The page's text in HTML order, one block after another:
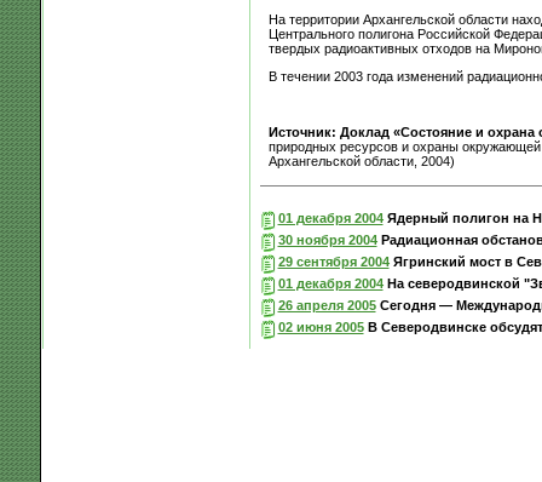
На территории Архангельской области
Центрального полигона Российской
твердых радиоактивных отходов на
В течении 2003 года изменений
Источник: Доклад «Состояние и
природных ресурсов и охраны
Архангельской области, 2004)
01 декабря 2004Ядерный полигон на
30 ноября 2004Радиационная
29 сентября 2004Ягринский мост в
01 декабря 2004На северодвинской
26 апреля 2005Сегодня —
02 июня 2005В Северодвинске